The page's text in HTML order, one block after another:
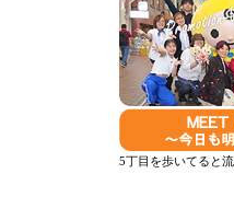
5丁目を歩いてると